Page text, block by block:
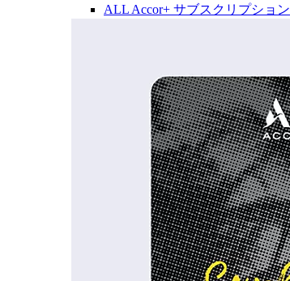
ALL Accor+ サブスクリプション